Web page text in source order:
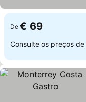
De € 69
Consulte os preços de